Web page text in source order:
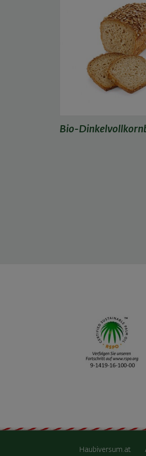
Bio-
Haubiversum.at